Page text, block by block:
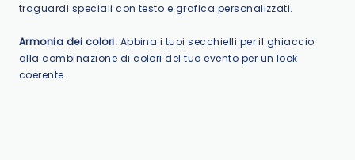
traguardi speciali con testo e grafica personalizzati.
Armonia dei colori: Abbina i tuoi secchielli per il ghiaccio
alla combinazione di colori del tuo evento per un look
coerente.